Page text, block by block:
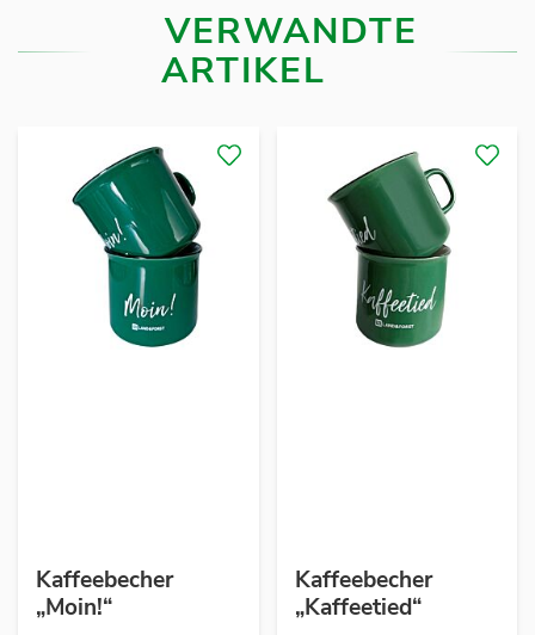
VERWANDTE
ARTIKEL
Kaffeebecher
„Moin!“
Kaffeebecher
„Kaffeetied“